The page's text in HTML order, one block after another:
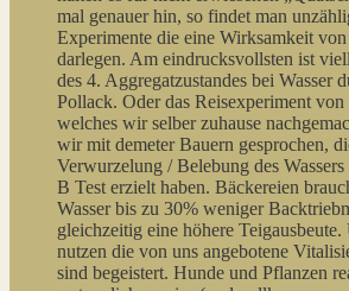
mal genauer hin, so findet man
Experimente die eine Wirksamkeit
darlegen. Am eindrucksvollsten ist
des 4. Aggregatzustandes bei Wasser
Pollack. Oder das Reisexperiment
welches wir selber zuhause
wir mit demeter Bauern gesprochen,
Verwurzelung / Belebung des
B Test erzielt haben. Bäckereien
Wasser bis zu 30% weniger
gleichzeitig eine höhere
nutzen die von uns angebotene
sind begeistert. Hunde und Pflanzen